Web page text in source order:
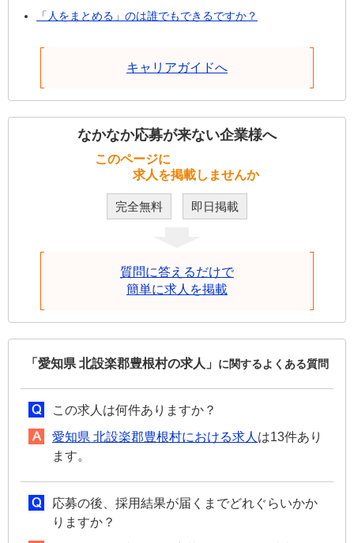
「人をまとめる」のは誰でもできるですか？
キャリアガイドへ
なかなか応募が来ない企業様へ
このページに
求人を掲載しませんか
完全無料 即日掲載
質問に答えるだけで
簡単に求人を掲載
「愛知県 北設楽郡豊根村の求人」 に関するよくある質問
この求人は何件ありますか？
愛知県 北設楽郡豊根村における求人 は13件あり
ます。
応募の後、採用結果が届くまでどれぐらいかか
りますか？